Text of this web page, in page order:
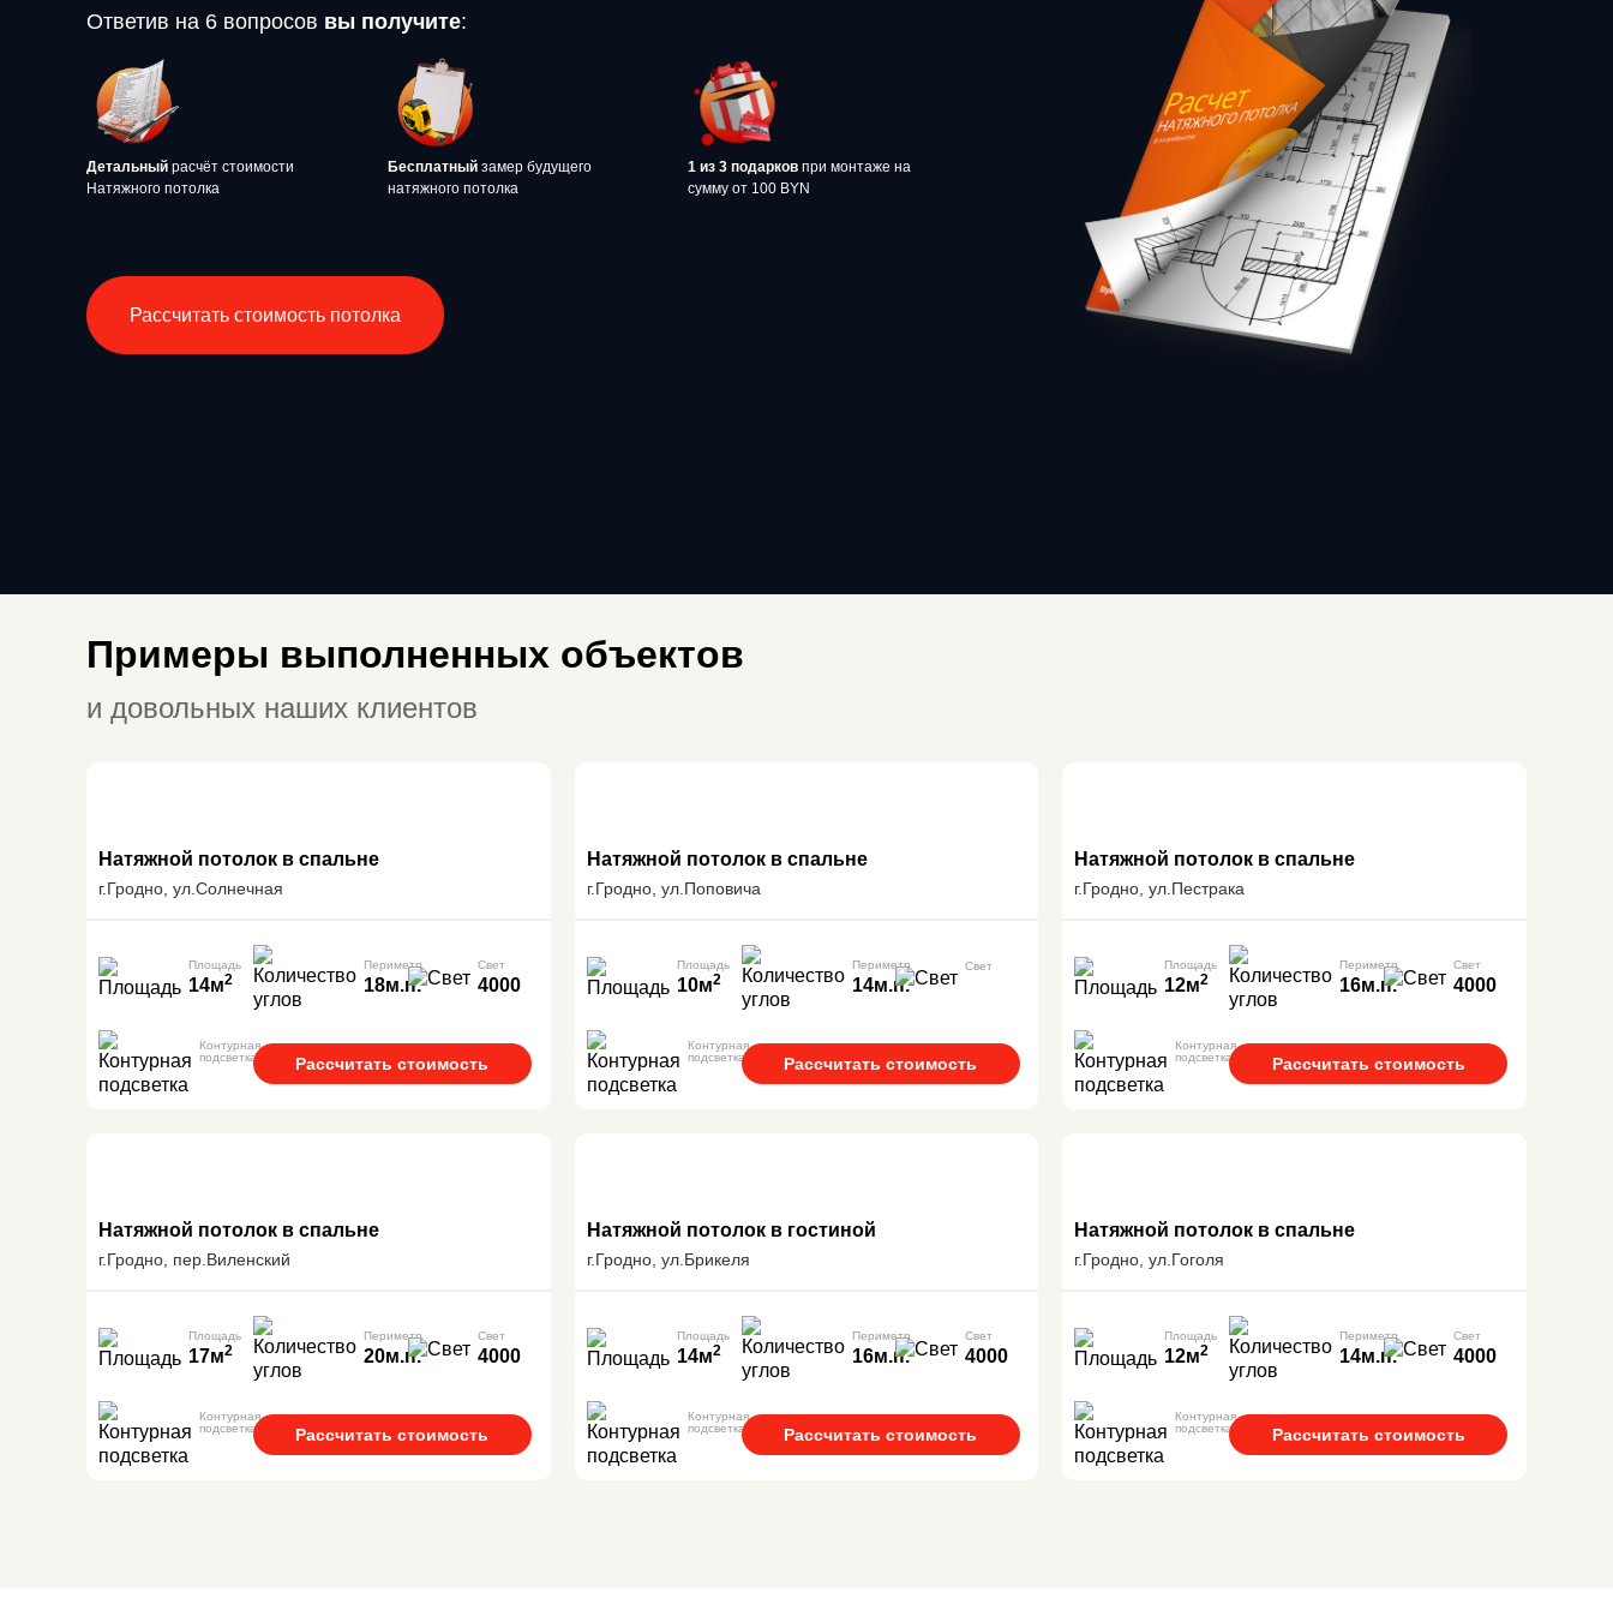
Ответив на 6 вопросов вы получите:
Детальный расчёт стоимости
Натяжного потолка
Бесплатныйзамер будущего
натяжного потолка
1 из 3 подарков при монтаже на
сумму от 100 BYN
Рассчитать стоимость потолка
Примеры выполненных объектов
и довольных наших клиентов
Натяжной потолок в спальне
г.Гродно, ул.Солнечная
Площадь
14м2
Периметр
18м.п.
Свет
4000
Контурная
подсветка
Рассчитать стоимость
Натяжной потолок в спальне
г.Гродно, ул.Поповича
Площадь
10м2
Периметр
14м.п.
Свет
Контурная
подсветка
Рассчитать стоимость
Натяжной потолок в спальне
г.Гродно, ул.Пестрака
Площадь
12м2
Периметр
16м.п.
Свет
4000
Контурная
подсветка
Рассчитать стоимость
Натяжной потолок в спальне
г.Гродно, пер.Виленский
Площадь
17м2
Периметр
20м.п.
Свет
4000
Контурная
подсветка
Рассчитать стоимость
Натяжной потолок в гостиной
г.Гродно, ул.Брикеля
Площадь
14м2
Периметр
16м.п.
Свет
4000
Контурная
подсветка
Рассчитать стоимость
Натяжной потолок в спальне
г.Гродно, ул.Гоголя
Площадь
12м2
Периметр
14м.п.
Свет
4000
Контурная
подсветка
Рассчитать стоимость